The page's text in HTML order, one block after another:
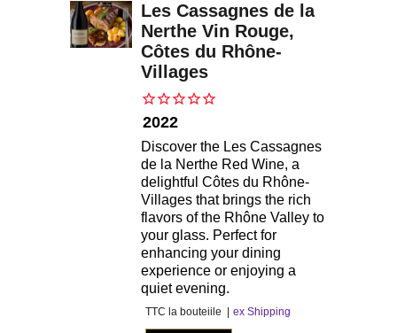
Les Cassagnes de la
Nerthe Vin Rouge,
Côtes du Rhône-
Villages
2022
Discover the Les Cassagnes
de la Nerthe Red Wine, a
delightful Côtes du Rhône-
Villages that brings the rich
flavors of the Rhône Valley to
your glass. Perfect for
enhancing your dining
experience or enjoying a
quiet evening.
TTC la bouteiile ex Shipping